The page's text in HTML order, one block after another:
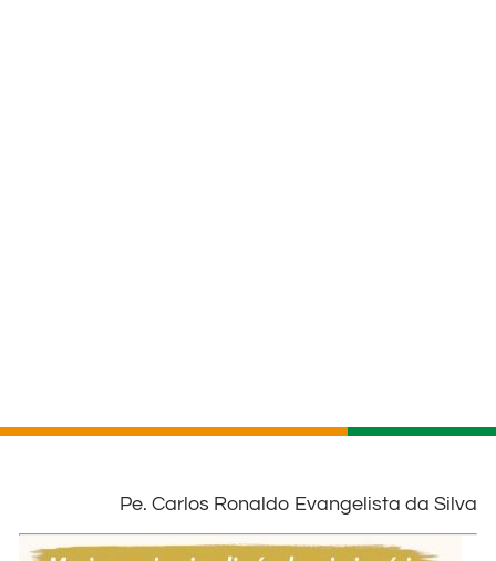
Pe. Carlos Ronaldo Evangelista da Silva